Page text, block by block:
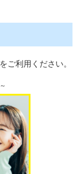
ご利用ください。
～